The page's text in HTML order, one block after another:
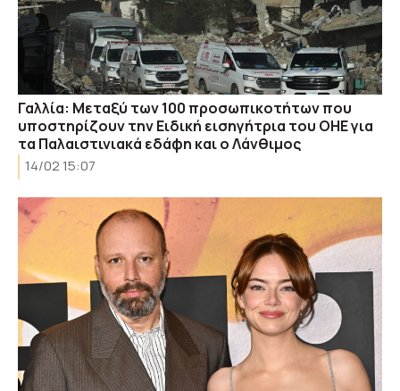
Γαλλία: Μεταξύ των 100 προσωπικοτήτων που
υποστηρίζουν την Ειδική εισηγήτρια του ΟΗΕ για
τα Παλαιστινιακά εδάφη και ο Λάνθιμος
14/02 15:07